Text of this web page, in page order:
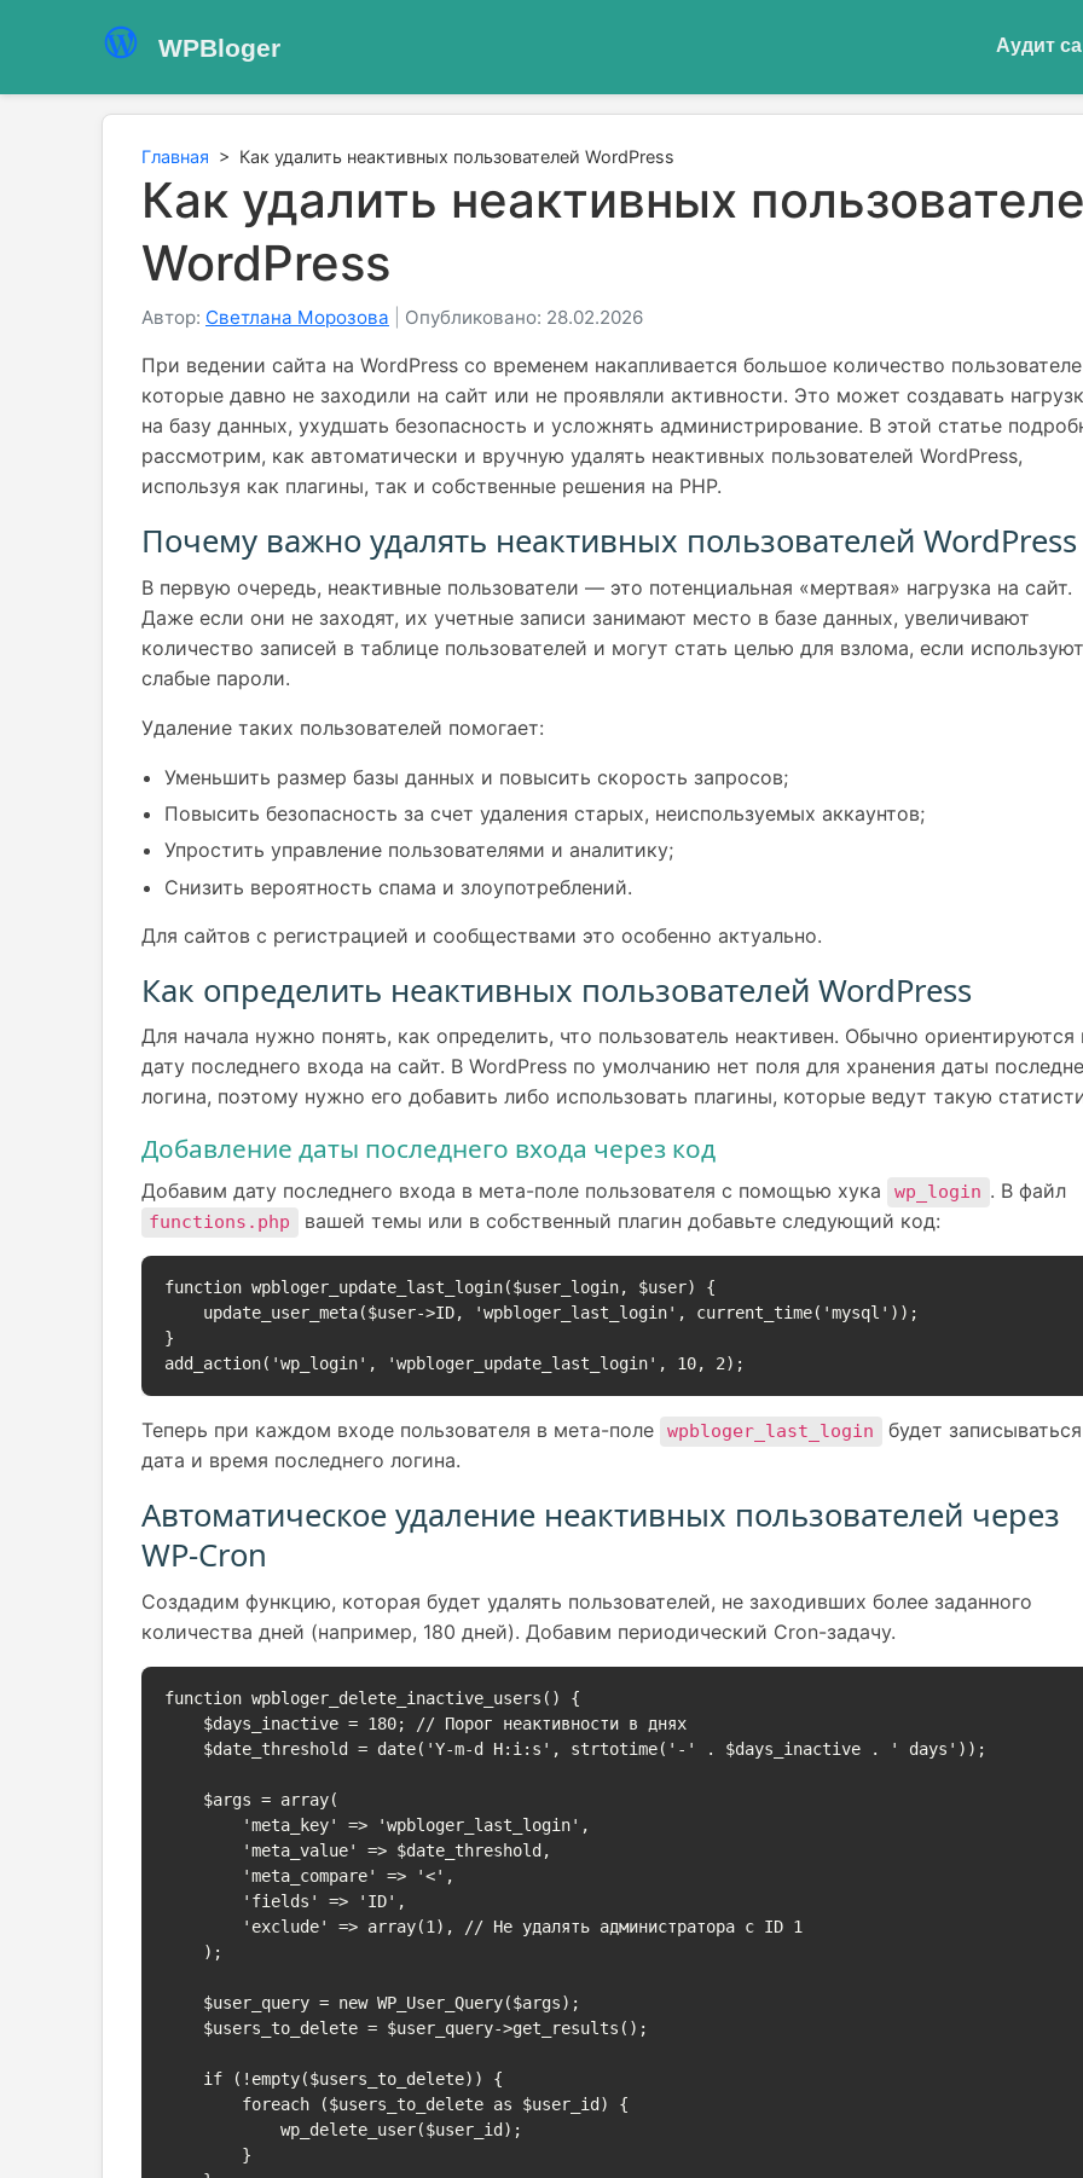
WPBloger Аудит
Главная > Как удалить неактивных пользователей WordPress
Как удалить неактивных
WordPress
Автор: Светлана Морозова Опубликовано: 28.02.2026
При ведении сайта на WordPress со временем накапливается большое количество
которые давно не заходили на сайт или не проявляли активности. Это может создавать
на базу данных, ухудшать безопасность и усложнять администрирование. В этой статье
рассмотрим, как автоматически и вручную удалять неактивных пользователей WordPress,
используя как плагины, так и собственные решения на PHP.
Почему важно удалять неактивных пользователей WordPress
В первую очередь, неактивные пользователи — это потенциальная «мертвая» нагрузка на сайт.
Даже если они не заходят, их учетные записи занимают место в базе данных, увеличивают
количество записей в таблице пользователей и могут стать целью для взлома, если
слабые пароли.
Удаление таких пользователей помогает:
Уменьшить размер базы данных и повысить скорость запросов;
Повысить безопасность за счет удаления старых, неиспользуемых аккаунтов;
Упростить управление пользователями и аналитику;
Снизить вероятность спама и злоупотреблений.
Для сайтов с регистрацией и сообществами это особенно актуально.
Как определить неактивных пользователей WordPress
Для начала нужно понять, как определить, что пользователь неактивен. Обычно ориентируются
дату последнего входа на сайт. В WordPress по умолчанию нет поля для хранения даты
логина, поэтому нужно его добавить либо использовать плагины, которые ведут такую
Добавление даты последнего входа через код
Добавим дату последнего входа в мета-поле пользователя с помощью хука wp_login . В файл
functions.php вашей темы или в собственный плагин добавьте следующий код:
function wpbloger_update_last_login($user_login, $user) {
}
Теперь при каждом входе пользователя в мета-поле wpbloger_last_login
будет записываться
дата и время последнего логина.
Автоматическое удаление неактивных пользователей через
WP-Cron
Создадим функцию, которая будет удалять пользователей, не заходивших более заданного
количества дней (например, 180 дней). Добавим периодический Cron-задачу.
function wpbloger_delete_inactive_users() {
            wp_delete_user($user_id);